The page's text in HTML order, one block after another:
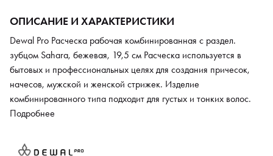
ОПИСАНИЕ И ХАРАКТЕРИСТИКИ
Dewal Pro Расческа рабочая комбинированная с раздел.
зубцом Sahara, бежевая, 19,5 см Расческа используется в
бытовых и профессиональных целях для создания причесок,
начесов, мужской и женской стрижек. Изделие
комбинированного типа подходит для густых и тонких волос.
Модель снабжена разделительным зубцом, который также
Пластик имеет специальное покрытие, которое препятствует
Подробнее